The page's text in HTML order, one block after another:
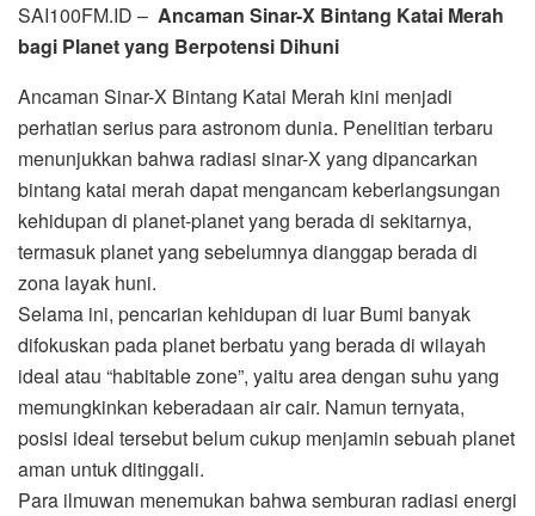
SAI100FM.ID – Ancaman Sinar-X Bintang Katai Merah
bagi Planet yang Berpotensi Dihuni
Ancaman Sinar-X Bintang Katai Merah kini menjadi
perhatian serius para astronom dunia. Penelitian terbaru
menunjukkan bahwa radiasi sinar-X yang dipancarkan
bintang katai merah dapat mengancam keberlangsungan
kehidupan di planet-planet yang berada di sekitarnya,
termasuk planet yang sebelumnya dianggap berada di
zona layak huni.
Selama ini, pencarian kehidupan di luar Bumi banyak
difokuskan pada planet berbatu yang berada di wilayah
ideal atau “habitable zone”, yaitu area dengan suhu yang
memungkinkan keberadaan air cair. Namun ternyata,
posisi ideal tersebut belum cukup menjamin sebuah planet
aman untuk ditinggali.
Para ilmuwan menemukan bahwa semburan radiasi energi